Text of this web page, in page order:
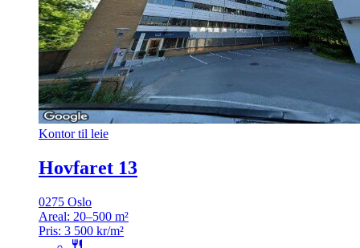
Kontor til leie
Hovfaret 13
0275 Oslo
Areal: 20–500 m²
Pris: 3 500 kr/m²